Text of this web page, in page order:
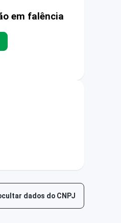
em falência
dados do CNPJ